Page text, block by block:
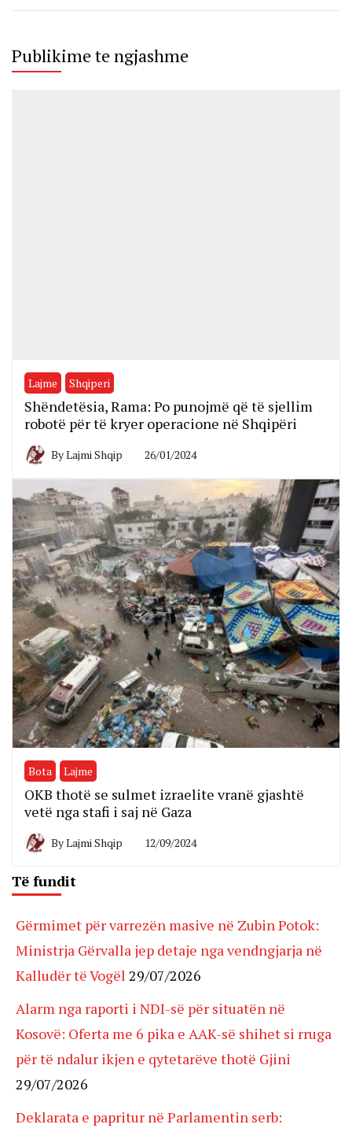
Publikime te ngjashme
Lajme Shqiperi
Shëndetësia, Rama: Po punojmë që të sjellim
robotë për të kryer operacione në Shqipëri
ByLajmi Shqip 26/01/2024
Bota Lajme
OKB thotë se sulmet izraelite vranë gjashtë
vetë nga stafi i saj në Gaza
ByLajmi Shqip 12/09/2024
Të fundit
Gërmimet për varrezën masive në Zubin Potok:
Ministrja Gërvalla jep detaje nga vendngjarja në
Kalludër të Vogël 29/07/2026
Alarm nga raporti i NDI-së për situatën në
Kosovë: Oferta me 6 pika e AAK-së shihet si rruga
për të ndalur ikjen e qytetarëve thotë Gjini
29/07/2026
Deklarata e papritur në Parlamentin serb: